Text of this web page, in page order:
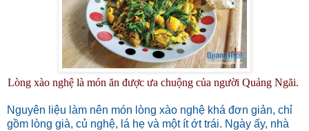
Lòng xào nghệ là món ăn được ưa chuộng của người Quảng Ngãi.
Nguyên liệu làm nên món lòng xào nghệ khá đơn giản, chỉ
gồm lòng già, củ nghệ, lá hẹ và một ít ớt trái. Ngày ấy, nhà